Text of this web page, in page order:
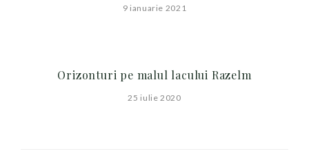
9 ianuarie 2021
Orizonturi pe malul lacului Razelm
25 iulie 2020